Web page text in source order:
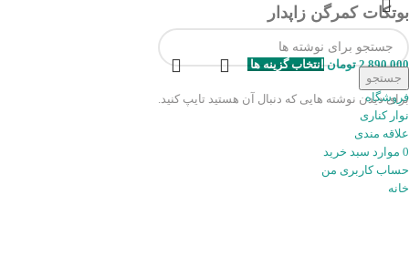
جستجو
برای دیدن نوشته هایی که دنبال آن هستید تایپ کنید.
بوتکات کمرگن زاپدار
2.890.000 تومان انتخاب گزینه ها
فروشگاه
نوار کناری
علاقه مندی
0 موارد سبد خرید
حساب کاربری من
خانه